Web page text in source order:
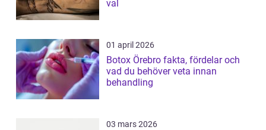
val
01 april 2026
Botox Örebro fakta, fördelar och
vad du behöver veta innan
behandling
03 mars 2026